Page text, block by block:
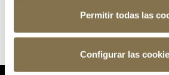
Permitir todas las
Configurar las